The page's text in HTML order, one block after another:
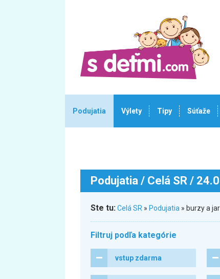
Podujatia Výlety Tipy Súťaže
Podujatia / Celá SR /
Ste tu:Celá SR » Podujatia » burzy a
Filtruj podľa kategórie
vstup zdarma